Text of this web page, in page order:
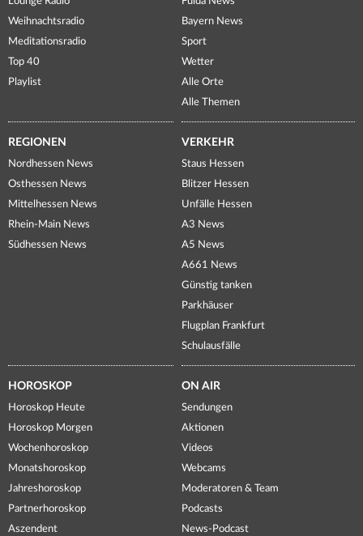
Weihnachtsradio
Meditationsradio
Top 40
Playlist
Bayern News
Sport
Wetter
Alle Orte
Alle Themen
REGIONEN
Nordhessen News
Osthessen News
Mittelhessen News
Rhein-Main News
Südhessen News
VERKEHR
Staus Hessen
Blitzer Hessen
Unfälle Hessen
A3 News
A5 News
A661 News
Günstig tanken
Parkhäuser
Flugplan Frankfurt
Schulausfälle
HOROSKOP
Horoskop Heute
Horoskop Morgen
Wochenhoroskop
Monatshoroskop
Jahreshoroskop
Partnerhoroskop
Aszendent
ON AIR
Sendungen
Aktionen
Videos
Webcams
Moderatoren & Team
Podcasts
News-Podcast